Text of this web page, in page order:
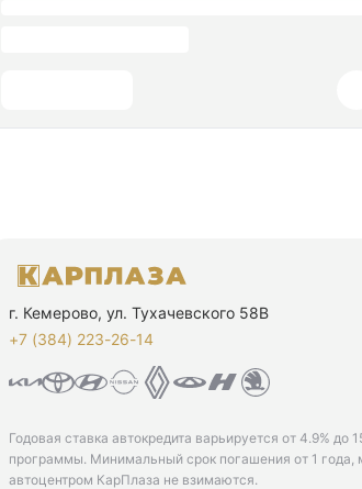
г. Кемерово, ул. Тухачевского 58В
+7 (384) 223-26-14‬
Годовая ставка автокредита варьируется от 4.9% до
программы. Минимальный срок погашения от 1
автоцентром КарПлаза не взимаются.